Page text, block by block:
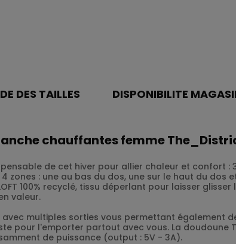
DES TAILLES DISPONIBILITE
chauffantes femme
de cet hiver pour allier chaleur et
zones : une au bas du dos, une sur le haut du dos
100% recyclé, tissu déperlant pour laisser
valeur.
multiples sorties vous permettant également
pour l'emporter partout avec vous. La doudoune
de puissance (output : 5V - 3A).